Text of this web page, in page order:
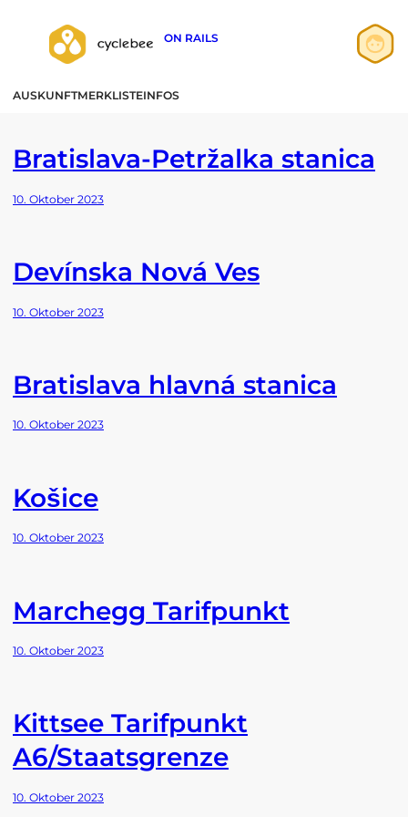
springen
ON RAILS
AUSKUNFTMERKLISTEINFOS
Bratislava-Petržalka stanica
10. Oktober 2023
Devínska Nová Ves
10. Oktober 2023
Bratislava hlavná stanica
10. Oktober 2023
Košice
10. Oktober 2023
Marchegg Tarifpunkt
10. Oktober 2023
Kittsee Tarifpunkt
A6/Staatsgrenze
10. Oktober 2023